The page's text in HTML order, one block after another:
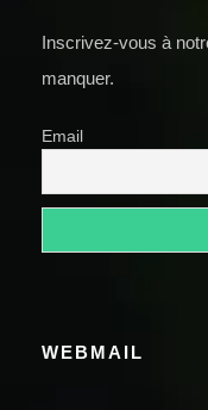
Inscrivez-vous à
manquer.
Email
WEBMAIL